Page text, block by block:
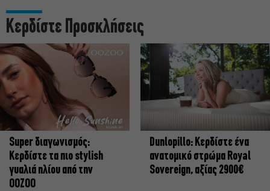
Κερδίστε Προσκλήσεις
Super διαγωνισμός:
Κερδίστε τα πιο stylish
γυαλιά ηλίου από την
OOZOO
Dunlopillo: Κερδίστε ένα
ανατομικό στρώμα Royal
Sovereign, αξίας 2900€